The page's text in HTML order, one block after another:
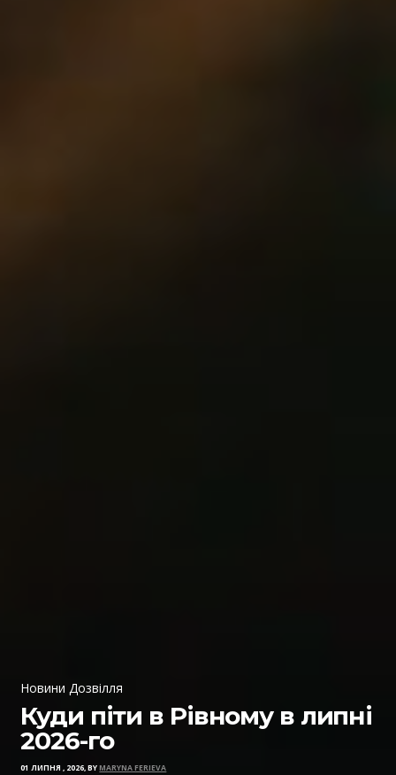
Новини Дозвілля
Куди піти в Рівному в липні
2026-го
01 ЛИПНЯ , 2026, BYMARYNA FERIEVA